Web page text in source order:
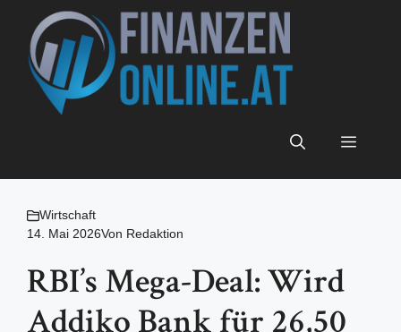
Inhalt
springen
Menü
Wirtschaft
14. Mai 2026Von Redaktion
RBI’s Mega-Deal: Wird
Addiko Bank für 26,50